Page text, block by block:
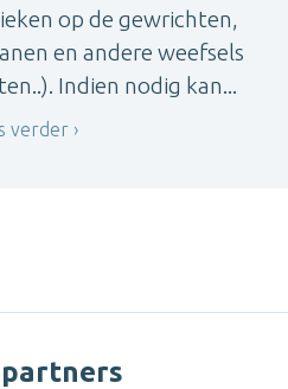
op de gewrichten,
en andere weefsels
Indien nodig kan...
verder
partners